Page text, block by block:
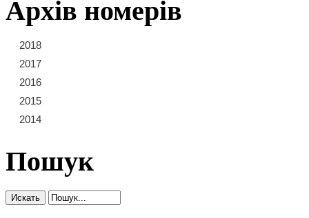
Архів номерів
2018
2017
2016
2015
2014
Пошук